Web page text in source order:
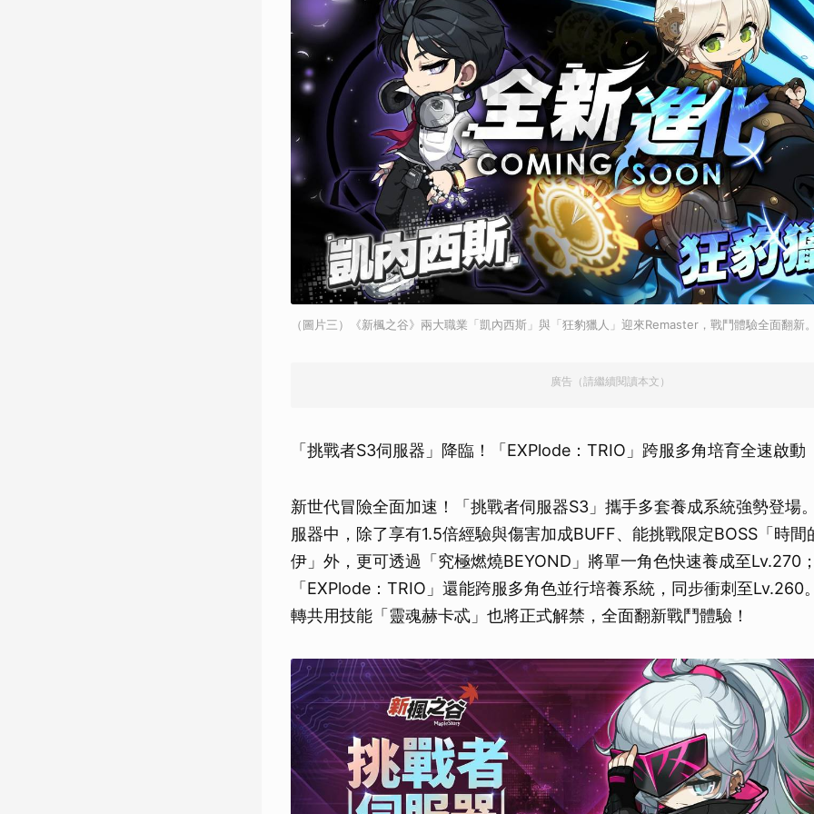
（圖片三）《新楓之谷》兩大職業「凱內西斯」與「狂豹獵人」迎來Remaster，戰鬥體驗全面翻新
廣告（請繼續閱讀本文）
「挑戰者S3伺服器」降臨！「EXPlode：TRIO」跨服多角培育全速啟動
新世代冒險全面加速！「挑戰者伺服器S3」攜手多套養成系統強勢登場
服器中，除了享有1.5倍經驗與傷害加成BUFF、能挑戰限定BOSS「時
伊」外，更可透過「究極燃燒BEYOND」將單一角色快速養成至Lv.270
「EXPlode：TRIO」還能跨服多角色並行培養系統，同步衝刺至Lv.260
轉共用技能「靈魂赫卡忒」也將正式解禁，全面翻新戰鬥體驗！